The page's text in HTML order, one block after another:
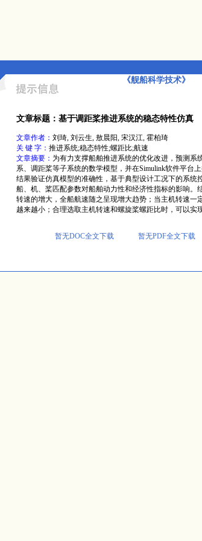
《舰船科学技术》
文章标题：基于调距桨推进系统的稳态特性仿真
文章作者： 刘琦, 刘云生, 敖晨阳, 宋汉江, 霍柏琦
关 键 字： 推进系统;稳态特性;螺距比;航速
文章摘要： 为有力支撑船舶推进系统的优化改进，预测系
系、调距桨等子系统的数学模型，并在Simulink软件平台
结果验证仿真模型的准确性，基于典型设计工况下的系统
船、机、桨匹配参数对船舶动力性和经济性指标的影响。
转速的增大，全船航速随之呈现增大趋势；当主机转速一
越来越小；合理选取主机转速和螺旋桨螺距比时，可以实
暂无DOC全文下载 暂无PDF全文下载